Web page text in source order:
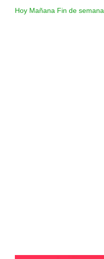
Hoy Mañana Fin de semana